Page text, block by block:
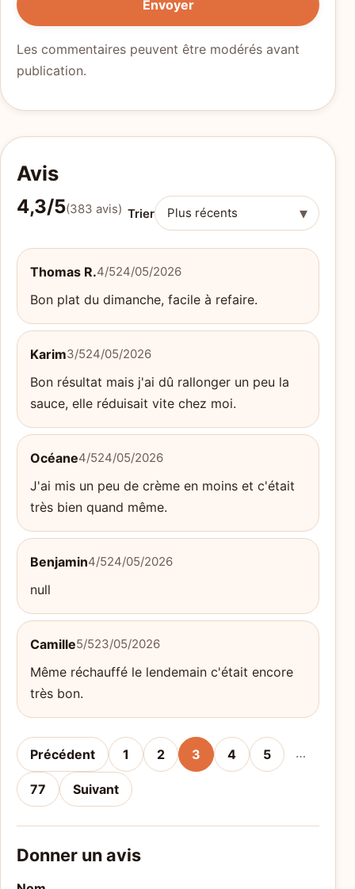
Envoyer
Les commentaires peuvent être modérés avant
publication.
Avis
4,3/5(383 avis) Trier ▾
Thomas R.4/524/05/2026
Bon plat du dimanche, facile à refaire.
Karim3/524/05/2026
Bon résultat mais j'ai dû rallonger un peu la
sauce, elle réduisait vite chez moi.
Océane4/524/05/2026
J'ai mis un peu de crème en moins et c'était
très bien quand même.
Benjamin4/524/05/2026
null
Camille5/523/05/2026
Même réchauffé le lendemain c'était encore
très bon.
Précédent 1 2 3 4 5 …
77 Suivant
Donner un avis